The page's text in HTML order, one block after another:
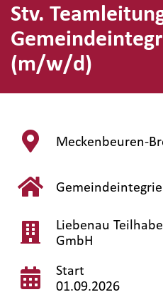
Stv.
(m/w/d)
Meckenbeuren-
Liebenau
GmbH
Start
01.09.2026